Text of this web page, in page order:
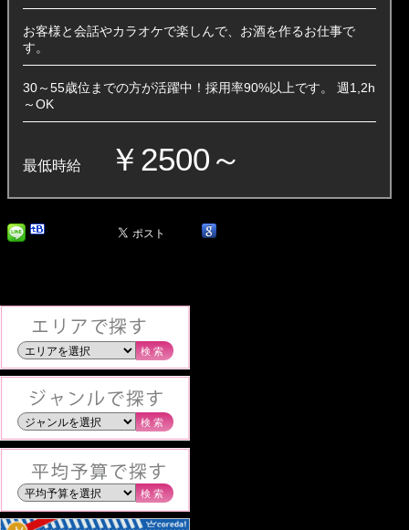
お客様と会話やカラオケで楽しんで、お酒を作るお仕事で
す。
30～55歳位までの方が活躍中！採用率90%以上です。 週1,2h
～OK
最低時給 ￥2500～
検索
検索
検索